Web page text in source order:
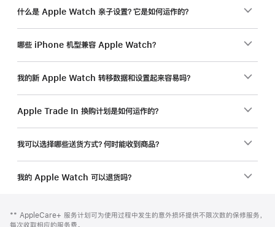
什么是 Apple Watch 亲子设置？它是如何运作的？
哪些 iPhone 机型兼容 Apple Watch？
我的新 Apple Watch 转移数据和设置起来容易吗？
Apple Trade In 换购计划是如何运作的？
我可以选择哪些送货方式？何时能收到商品？
我的 Apple Watch 可以退货吗？
页
脚
注
** AppleCare+ 服务计划可为使用过程中发生的意外损坏提供不限次数的保修服务，
每次收取相应的服务费。